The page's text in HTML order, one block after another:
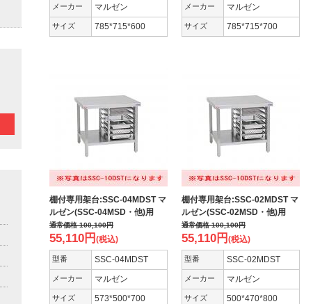
メーカー マルゼン
サイズ 785*715*600
メーカー マルゼン
サイズ 785*715*700
棚付専用架台:SSC-04MDST マ
ルゼン(SSC-04MSD・他)用
通常価格100,100円
55,110円 (税込)
型番 SSC-04MDST
メーカー マルゼン
サイズ 573*500*700
棚付専用架台:SSC-02MDST マ
ルゼン(SSC-02MSD・他)用
通常価格100,100円
55,110円 (税込)
型番 SSC-02MDST
メーカー マルゼン
サイズ 500*470*800